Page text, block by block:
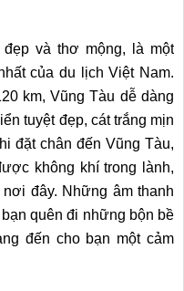
và thơ mộng, là một
của du lịch Việt Nam.
km, Vũng Tàu dễ dàng
tuyệt đẹp, cát trắng mịn
đặt chân đến Vũng Tàu,
không khí trong lành,
đây. Những âm thanh
quên đi những bộn bề
đến cho bạn một cảm